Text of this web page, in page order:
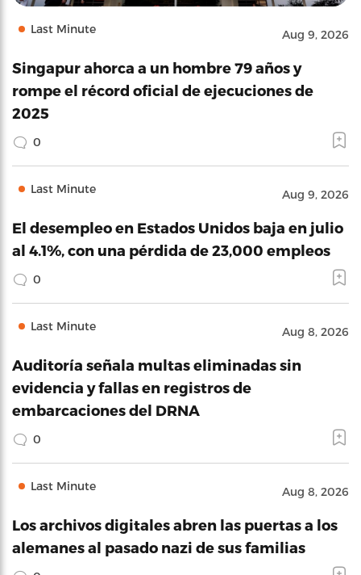
Last Minute Aug 9, 2026
Singapur ahorca a un hombre 79 años y
rompe el récord oficial de ejecuciones de
2025
0
Last Minute Aug 9, 2026
El desempleo en Estados Unidos baja en julio
al 4.1%, con una pérdida de 23,000 empleos
0
Last Minute Aug 8, 2026
Auditoría señala multas eliminadas sin
evidencia y fallas en registros de
embarcaciones del DRNA
0
Last Minute Aug 8, 2026
Los archivos digitales abren las puertas a los
alemanes al pasado nazi de sus familias